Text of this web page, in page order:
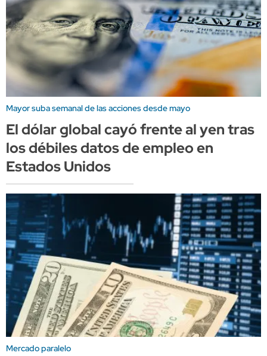
Mayor suba semanal de las acciones desde mayo
El dólar global cayó frente al yen tras
los débiles datos de empleo en
Estados Unidos
Mercado paralelo